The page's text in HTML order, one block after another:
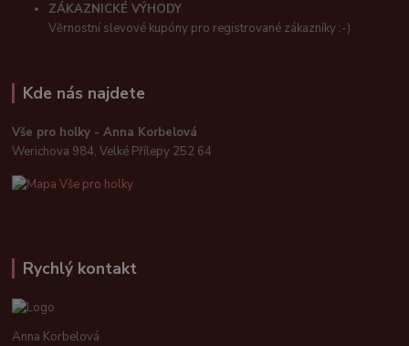
ZÁKAZNICKÉ VÝHODY
Věrnostní slevové kupóny pro registrované zákazníky :-)
Kde nás najdete
Vše pro holky - Anna Korbelová
Werichova 984, Velké Přílepy 252 64
Rychlý kontakt
Anna Korbelová